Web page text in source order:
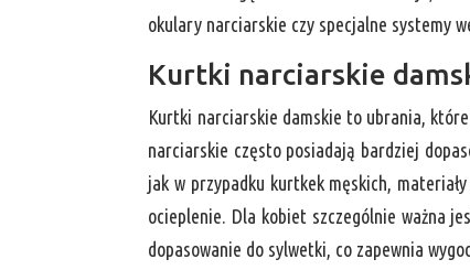
okulary narciarskie czy specjalne systemy
Kurtki narciarskie
Kurtki narciarskie damskie to ubrania, które
narciarskie często posiadają bardziej
jak w przypadku kurtkek męskich,
ocieplenie. Dla kobiet szczególnie ważna
dopasowanie do sylwetki, co zapewnia